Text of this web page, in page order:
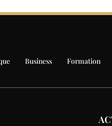
Business Formation